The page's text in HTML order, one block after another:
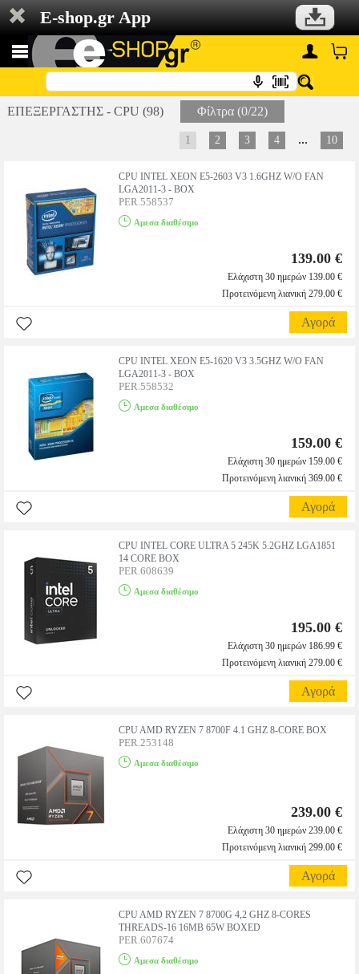
E-shop.gr App
ΕΠΕΞΕΡΓΑΣΤΗΣ - CPU (98) Φίλτρα (0/22)
1 2 3 4 ... 10
CPU INTEL XEON E5-2603 V3 1.6GHZ W/O FAN
LGA2011-3 - BOX
PER.558537
Αμεσα διαθέσιμο
139.00 €
Ελάχιστη 30 ημερών 139.00 €
Προτεινόμενη λιανική 279.00 €
Αγορά
CPU INTEL XEON E5-1620 V3 3.5GHZ W/O FAN
LGA2011-3 - BOX
PER.558532
Αμεσα διαθέσιμο
159.00 €
Ελάχιστη 30 ημερών 159.00 €
Προτεινόμενη λιανική 369.00 €
Αγορά
CPU INTEL CORE ULTRA 5 245K 5.2GHZ LGA1851
14 CORE BOX
PER.608639
Αμεσα διαθέσιμο
195.00 €
Ελάχιστη 30 ημερών 186.99 €
Προτεινόμενη λιανική 279.00 €
Αγορά
CPU AMD RYZEN 7 8700F 4.1 GHZ 8-CORE BOX
PER.253148
Αμεσα διαθέσιμο
239.00 €
Ελάχιστη 30 ημερών 239.00 €
Προτεινόμενη λιανική 299.00 €
Αγορά
CPU AMD RYZEN 7 8700G 4,2 GHZ 8-CORES
THREADS-16 16MB 65W BOXED
PER.607674
Αμεσα διαθέσιμο